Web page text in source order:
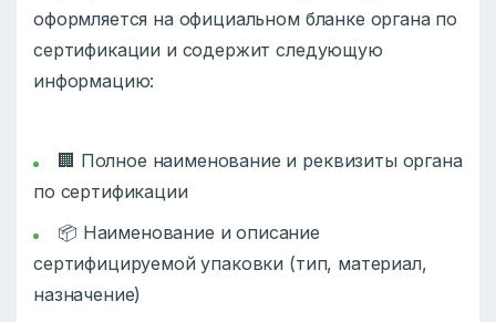
оформляется на официальном бланке органа по
сертификации и содержит следующую
информацию:
🏢 Полное наименование и реквизиты органа
по сертификации
📦 Наименование и описание
сертифицируемой упаковки (тип, материал,
назначение)